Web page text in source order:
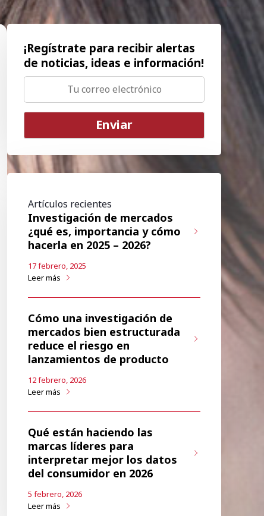
¡Regístrate para recibir alertas
de noticias, ideas e información!
Artículos recientes
Investigación de mercados
¿qué es, importancia y cómo
hacerla en 2025 – 2026?
17 febrero, 2025
Leer más
Cómo una investigación de
mercados bien estructurada
reduce el riesgo en
lanzamientos de producto
12 febrero, 2026
Leer más
Qué están haciendo las
marcas líderes para
interpretar mejor los datos
del consumidor en 2026
5 febrero, 2026
Leer más